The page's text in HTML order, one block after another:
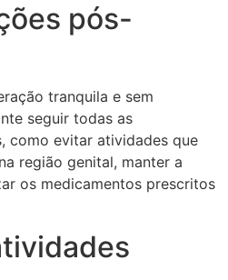
pós-
tranquila e sem
seguir todas as
como evitar atividades que
região genital, manter a
os medicamentos prescritos